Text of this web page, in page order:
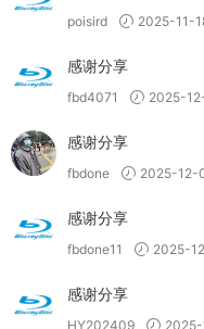
poisird 2025-11-
感谢分享
fbd4071 2025-
感谢分享
fbdone 2025-12-
感谢分享
fbdone11 2025-
感谢分享
HY202409